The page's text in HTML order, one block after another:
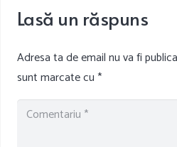
Lasă un răspuns
Adresa ta de email nu va fi
sunt marcate cu *